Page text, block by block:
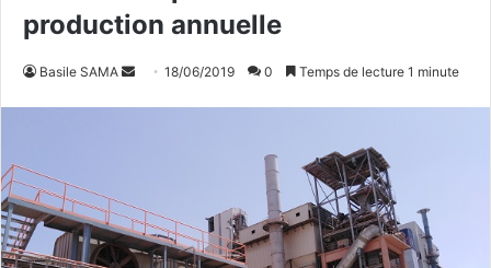
production annuelle
Basile SAMA
e
r
u
18/06/2019 0 Temps de lecture 1 minute